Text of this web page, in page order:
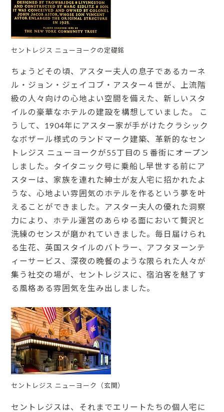
セントレジス ニューヨークの定礎銘
ちょうどその頃、アスター夫人の息子であるカーネ
ル・ジョン・ジェイコブ・アスター４世が、上流階
級の人々向けの心地よい空間を備えた、新しいスタ
イルの豪華なホテルの建設を構想していました。 こ
うして、1904年にアスター家が手がけたクラシック
なボザール様式のランドマーク建築、革新的なセン
トレジス ニューヨークが55丁目の５番街にオープン
しました。タイタニック号に乗船し早世する前にア
スターは、家族を連れた紳士が友人宅に招かれたよ
うな、心地よい雰囲気のホテルを作るという夢を叶
えることができました。アスター夫人の優れた洞察
力により、ホテル運営のあらゆる面において贅沢と
洗練のセンスが磨かれていきました。毎日届けられ
る生花、英国スタイルのバトラー、アフタヌーンテ
ィーサービス、深夜の晩餐のような限られた人々が
集う社交の場が、セントレジスに、宿泊客を魅了す
る風格ある雰囲気を生み出しました。
セントレジス ニューヨーク（玄関）
セントレジスは、それまでエリートたちの個人宅に